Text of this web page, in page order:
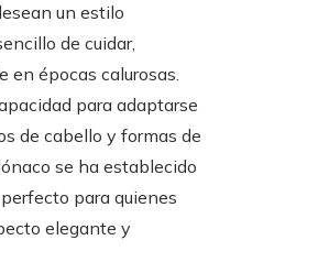
un estilo
de cuidar,
en épocas calurosas.
para adaptarse
de cabello y formas de
se ha establecido
para quienes
elegante y